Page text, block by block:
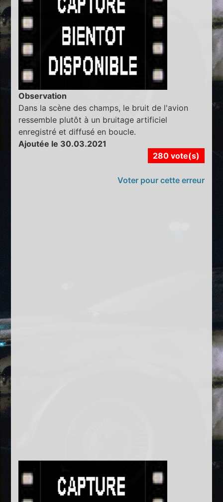
Observation
Dans la scène des champs, le bruit de l'avion
ressemble plutôt à un bruitage artificiel
enregistré et diffusé en boucle.
Ajoutée le 30.03.2021
280 vote(s)
Voter pour cette erreur